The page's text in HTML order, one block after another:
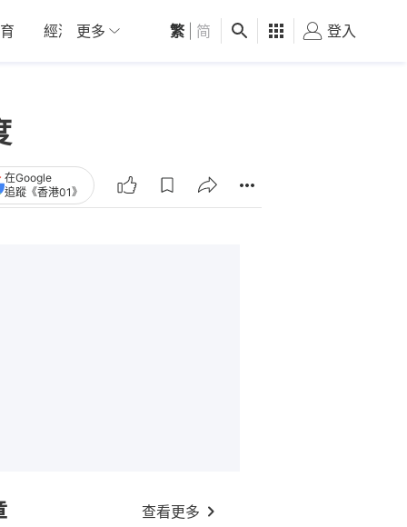
經濟 01深圳 觀點 健康 好食玩飛
更多 繁 简 登入
在Google
追蹤《香港01》
查看更多